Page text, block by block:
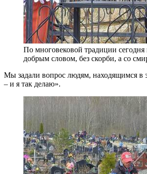
По многовековой традиции
добрым словом, без скорби, а со
Мы задали вопрос людям, находящимся в
– и я так делаю».